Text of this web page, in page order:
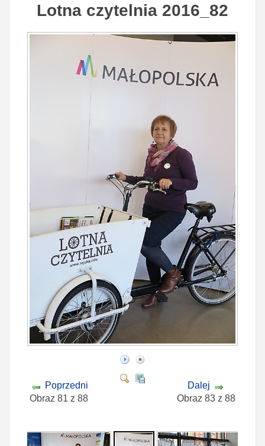
Lotna czytelnia 2016_82
Poprzedni
Obraz 81 z 88
Dalej
Obraz 83 z 88